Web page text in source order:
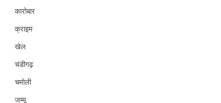
कारोबार
क्राइम
खेल
चंडीगढ़
चमोली
जम्मू